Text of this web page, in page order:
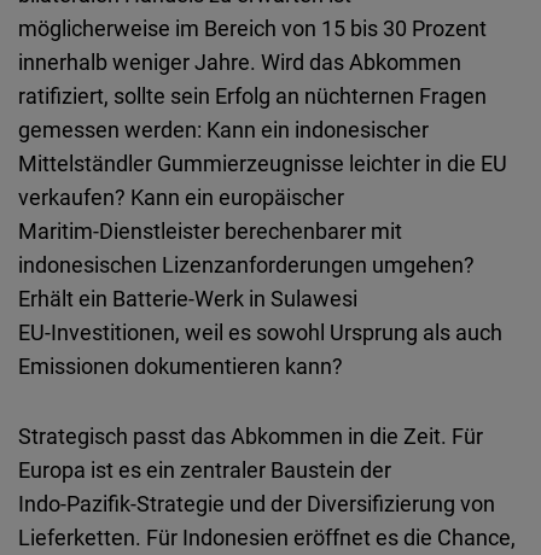
möglicherweise im Bereich von 15 bis 30 Prozent
innerhalb weniger Jahre. Wird das Abkommen
ratifiziert, sollte sein Erfolg an nüchternen Fragen
gemessen werden: Kann ein indonesischer
Mittelständler Gummierzeugnisse leichter in die EU
verkaufen? Kann ein europäischer
Maritim‑Dienstleister berechenbarer mit
indonesischen Lizenzanforderungen umgehen?
Erhält ein Batterie‑Werk in Sulawesi
EU‑Investitionen, weil es sowohl Ursprung als auch
Emissionen dokumentieren kann?
Strategisch passt das Abkommen in die Zeit. Für
Europa ist es ein zentraler Baustein der
Indo‑Pazifik‑Strategie und der Diversifizierung von
Lieferketten. Für Indonesien eröffnet es die Chance,